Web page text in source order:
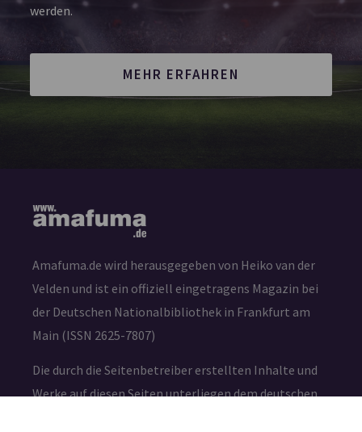
werden.
MEHR ERFAHREN
Amafuma.de wird herausgegeben von Heiko van der
Velden und ist ein offiziell eingetragens Magazin bei
der Deutschen Nationalbibliothek in Frankfurt am
Main (ISSN 2625-7807)
Die durch die Seitenbetreiber erstellten Inhalte und
Werke auf diesen Seiten unterliegen dem deutschen